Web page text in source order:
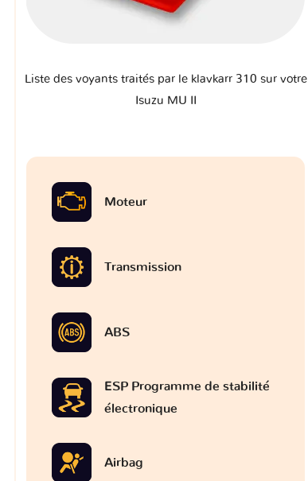
Liste des voyants traités par le klavkarr 310 sur votre
Isuzu MU II
Moteur
Transmission
ABS
ESP Programme de stabilité
électronique
Airbag